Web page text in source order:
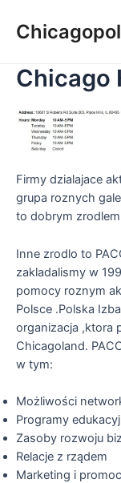
Chicago
Firmy dzialajace
grupa roznych
to dobrym
Inne zrodlo to
zakladalismy w
pomocy roznym
Polsce .Polska
organizacja ,ktora
Chicagoland.
w tym:
Możliwości
Programy
Zasoby rozwoju
Relacje z rządem
Marketing i